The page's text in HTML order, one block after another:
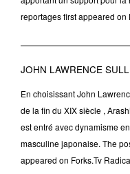
reportages first appeared on
JOHN LAWRENCE
En choisissant John
de la fin du XIX siècle ,
est entré avec dynamisme
masculine japonaise. The
appeared on Forks.Tv